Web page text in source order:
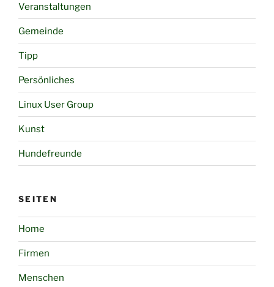
Veranstaltungen
Gemeinde
Tipp
Persönliches
Linux User Group
Kunst
Hundefreunde
SEITEN
Home
Firmen
Menschen